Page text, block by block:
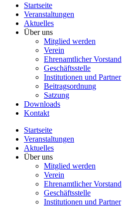
Startseite
Veranstaltungen
Aktuelles
Über uns
Mitglied werden
Verein
Ehrenamtlicher Vorstand
Geschäftsstelle
Institutionen und Partner
Beitragsordnung
Satzung
Downloads
Kontakt
Startseite
Veranstaltungen
Aktuelles
Über uns
Mitglied werden
Verein
Ehrenamtlicher Vorstand
Geschäftsstelle
Institutionen und Partner